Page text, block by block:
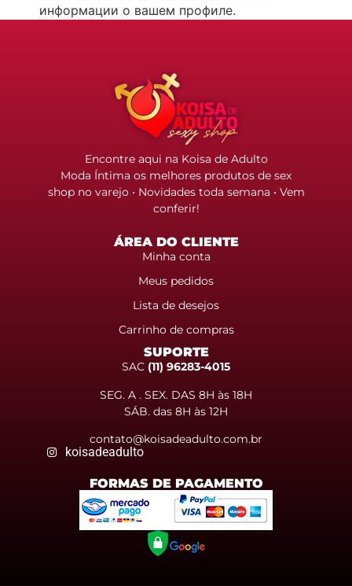
информации о вашем профиле.
Encontre aqui na Koisa de Adulto
Moda Íntima os melhores produtos de sex
shop no varejo • Novidades toda semana • Vem
conferir!
ÁREA DO CLIENTE
Minha conta
Meus pedidos
Lista de desejos
Carrinho de compras
SUPORTE
SAC (11) 96283-4015
SEG. A . SEX. DAS 8H às 18H
SÁB. das 8H às 12H
contato@koisadeadulto.com.br
koisadeadulto
FORMAS DE PAGAMENTO